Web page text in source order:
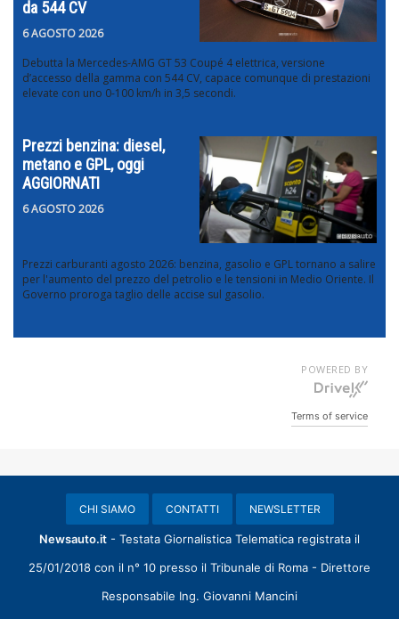
da 544 CV
6 AGOSTO 2026
Debutta la Mercedes-AMG GT 53 Coupé 4 elettrica, versione
d’accesso della gamma con 544 CV, capace comunque di prestazioni
elevate con uno 0-100 km/h in 3,5 secondi.
Prezzi benzina: diesel,
metano e GPL, oggi
AGGIORNATI
6 AGOSTO 2026
Prezzi carburanti agosto 2026: benzina, gasolio e GPL tornano a salire
per l'aumento del prezzo del petrolio e le tensioni in Medio Oriente. Il
Governo proroga taglio delle accise sul gasolio.
POWERED BY
Terms of service
CHI SIAMO CONTATTI NEWSLETTER
Newsauto.it - Testata Giornalistica Telematica registrata il
25/01/2018 con il n° 10 presso il Tribunale di Roma - Direttore
Responsabile Ing. Giovanni Mancini